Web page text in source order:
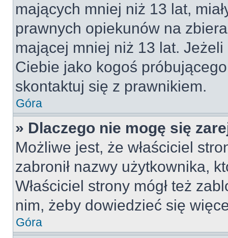
mających mniej niż 13 lat,
prawnych opiekunów na
mającej mniej niż 13 lat.
Ciebie jako kogoś
skontaktuj się z prawnikiem.
Góra
» Dlaczego nie mogę się
Możliwe jest, że właściciel
zabronił nazwy użytkownika,
Właściciel strony mógł też
nim, żeby dowiedzieć się
Góra